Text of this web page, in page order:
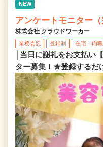
NEW
アンケートモニター（
株式会社 クラウドワーカー
業務委託 登録制 在宅・内職
│当日に謝礼をお支払い
ター募集！★登録するだ